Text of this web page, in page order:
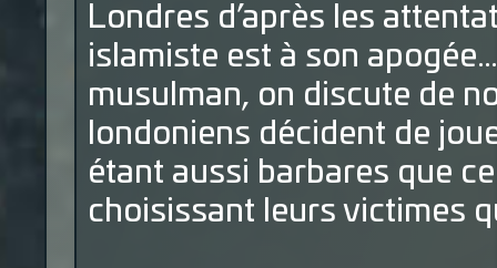
Londres d’après les
islamiste est à son
musulman, on discute de
londoniens décident de
étant aussi barbares que
choisissant leurs victimes